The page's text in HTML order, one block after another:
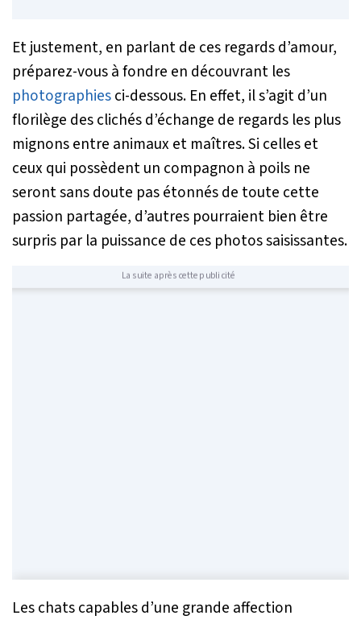
Et justement, en parlant de ces regards d’amour,
préparez-vous à fondre en découvrant les
photographiesci-dessous. En effet, il s’agit d’un
florilège des clichés d’échange de regards les plus
mignons entre animaux et maîtres. Si celles et
ceux qui possèdent un compagnon à poils ne
seront sans doute pas étonnés de toute cette
passion partagée, d’autres pourraient bien être
surpris par la puissance de ces photos saisissantes.
La suite après cette publicité
Les chats capables d’une grande affection